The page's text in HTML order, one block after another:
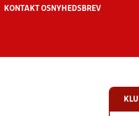
KONTAKT OS NYHEDSBREV